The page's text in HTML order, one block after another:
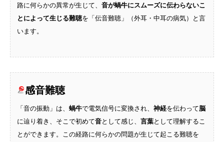
路に何らかの異常が生じて、 音が蝸牛にスムーズに伝わらないこ
とによって生じる難聴を「伝音難聴」（外耳・中耳の病気）と言
います。
感音難聴
「音の振動」は、 蝸牛で電気信号に変換され、 神経を伝わって脳
に辿り着き、そこで初めて音として感じ、 言葉として理解するこ
とができます。この経路に何らかの問題が生じて起こる難聴を